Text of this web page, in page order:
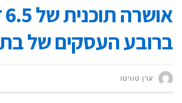
ברובע העסקים של
ערן טוויטו